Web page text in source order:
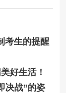
考生的提醒
好生活！
决战”的姿